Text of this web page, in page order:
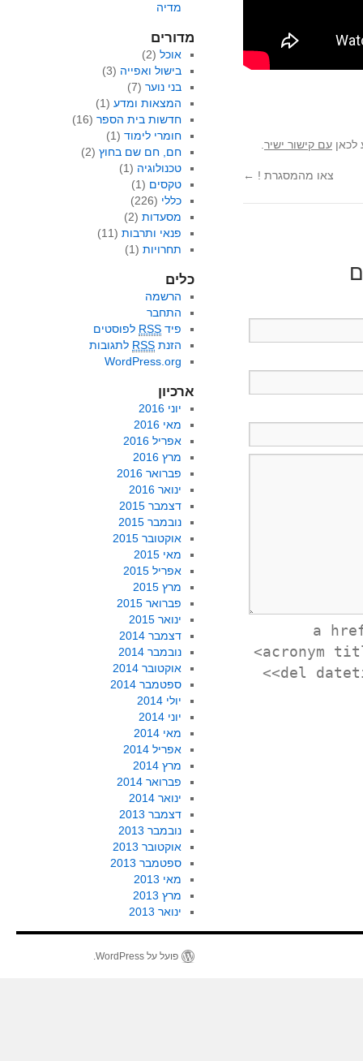
לכאן עם קישור ישיר
צאו מהמסגרת ! ←
<a
<acronym
<del
מדיה
מדורים
אוכל(2)
בישול ואפייה (3)
בני נוער(7)
המצאות ומדע(1)
חדשות בית הספר(16)
חומרי לימוד(1)
חם, חם שם בחוץ(2)
טכנולוגיה (1)
טקסים (1)
כללי (226)
מסעדות(2)
פנאי ותרבות(11)
תחרויות(1)
כלים
הרשמה
התחבר
פיד RSS לפוסטים
הזנת RSS לתגובות
WordPress.org
ארכיון
יוני 2016
מאי 2016
אפריל 2016
מרץ 2016
פברואר 2016
ינואר 2016
דצמבר 2015
נובמבר 2015
אוקטובר 2015
מאי 2015
אפריל 2015
מרץ 2015
פברואר 2015
ינואר 2015
דצמבר 2014
נובמבר 2014
אוקטובר 2014
ספטמבר 2014
יולי 2014
יוני 2014
מאי 2014
אפריל 2014
מרץ 2014
פברואר 2014
ינואר 2014
דצמבר 2013
נובמבר 2013
אוקטובר 2013
ספטמבר 2013
מאי 2013
מרץ 2013
ינואר 2013
פועל על WordPress.